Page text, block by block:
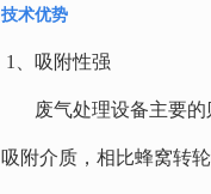
技术优势
1、吸附性强
废气处理设备主要的
吸附介质，相比蜂窝转